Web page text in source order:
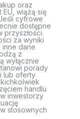
oraz
wiążą się
cyfrowe
dostępne
przyszłości.
za wyniki
inne dane
z
wyłącznie
porady
lub oferty
handlu
inwestorzy
stosownych